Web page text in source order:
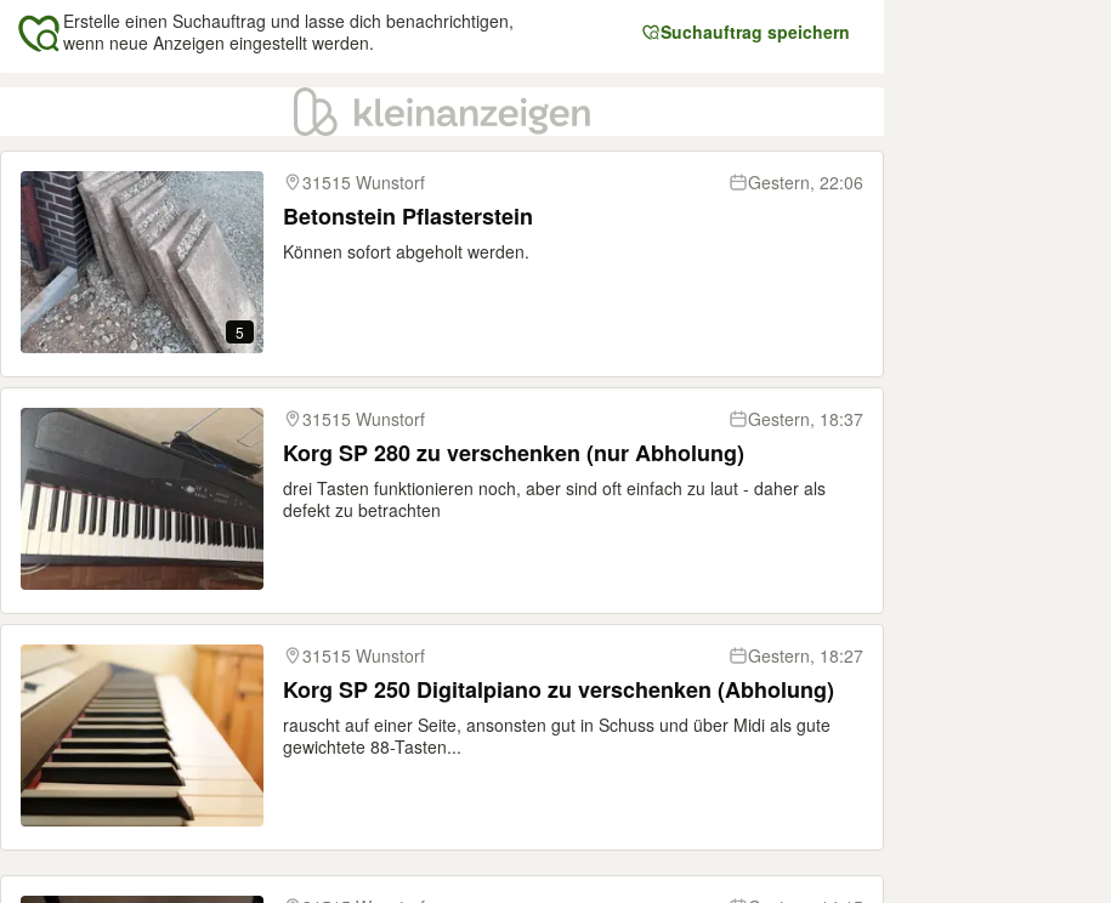
Erstelle einen Suchauftrag und lasse dich benachrichtigen,
wenn neue Anzeigen eingestellt werden.
Suchauftrag speichern
Ergebnisse
5
31515 Wunstorf Gestern, 22:06
Betonstein Pflasterstein
Können sofort abgeholt werden.
31515 Wunstorf Gestern, 18:37
Korg SP 280 zu verschenken (nur Abholung)
drei Tasten funktionieren noch, aber sind oft einfach zu laut - daher als
defekt zu betrachten
31515 Wunstorf Gestern, 18:27
Korg SP 250 Digitalpiano zu verschenken (Abholung)
rauscht auf einer Seite, ansonsten gut in Schuss und über Midi als gute
gewichtete 88-Tasten...